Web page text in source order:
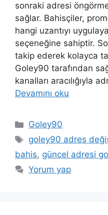
sonraki adresi
sağlar. Bahisçiler,
hangi uzantıyı
seçeneğine sahiptir.
takip ederek kolayca
Goley90 tarafından
kanalları aracılığıyla
Devamını oku
Kategoriler
Goley90
Etiketler
goley90 adres
bahis, güncel adresi
Yorum yap